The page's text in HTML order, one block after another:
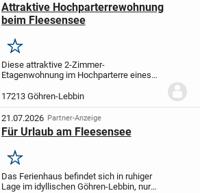
Attraktive Hochparterrewohnung
beim Fleesensee
Merken
Diese attraktive 2-Zimmer-
Etagenwohnung im Hochparterre eines
2000 überzeugt durch eine angenehme
Wohnatmosphäre, eine durchdachte
Raumaufteilung und vielseitige...
17213 Göhren-Lebbin
21.07.2026 Partner-Anzeige
Für Urlaub am Fleesensee
Merken
Das Ferienhaus befindet sich in ruhiger
Lage im idyllischen Göhren-Lebbin, nur